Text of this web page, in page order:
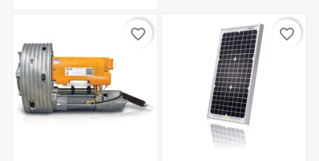
favorite_border favorite_border